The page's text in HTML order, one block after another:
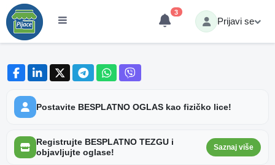
3
Prijavi se
Postavite BESPLATNO OGLAS kao fizičko lice!
Registrujte BESPLATNO TEZGU i
objavljujte oglase!
Saznaj više